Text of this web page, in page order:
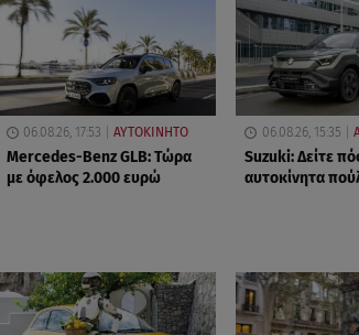
06.08.26, 17:53 ΑΥΤΟΚΙΝΗΤΟ
Mercedes-Benz GLB: Τώρα
με όφελος 2.000 ευρώ
06.08.26, 15:35
Suzuki: Δείτε
αυτοκίνητα